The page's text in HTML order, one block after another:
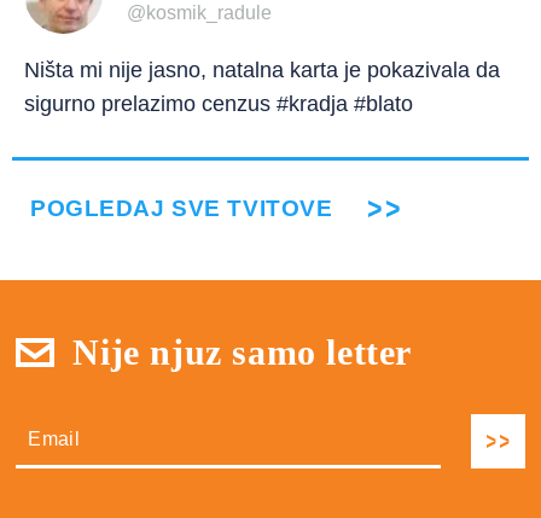
@kosmik_radule
Ništa mi nije jasno, natalna karta je pokazivala da
sigurno prelazimo cenzus #kradja #blato
POGLEDAJ SVE TVITOVE
Nije njuz samo letter